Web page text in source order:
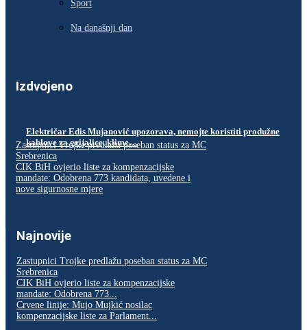
Sport
Na današnji dan
Izdvojeno
Električar Edis Mujanović upozorava, nemojte koristiti produžne
kablove za grijalice, klime…
Zastupnici Trojke predlažu poseban status za MC
Srebrenica
CIK BiH ovjerio liste za kompenzacijske
mandate: Odobrena 773 kandidata, uvedene i
nove sigurnosne mjere
Najnovije
Zastupnici Trojke predlažu poseban status za MC
Srebrenica
CIK BiH ovjerio liste za kompenzacijske
mandate: Odobrena 773...
Crvene linije: Mujo Mujkić nosilac
kompenzacijske liste za Parlament...